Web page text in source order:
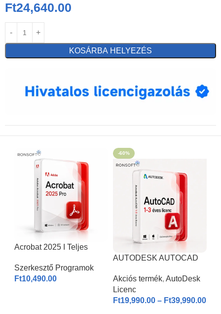
Ft24,640.00
KOSÁRBA HELYEZÉS
Acrobat 2025 I Teljes
Szerkesztő Programok
Ft10,490.00
-60%
AUTODESK AUTOCAD
1-3 éves licenc I
Akciós termék, AutoDesk
Licenc
Ft19,990.00 – Ft39,990.00